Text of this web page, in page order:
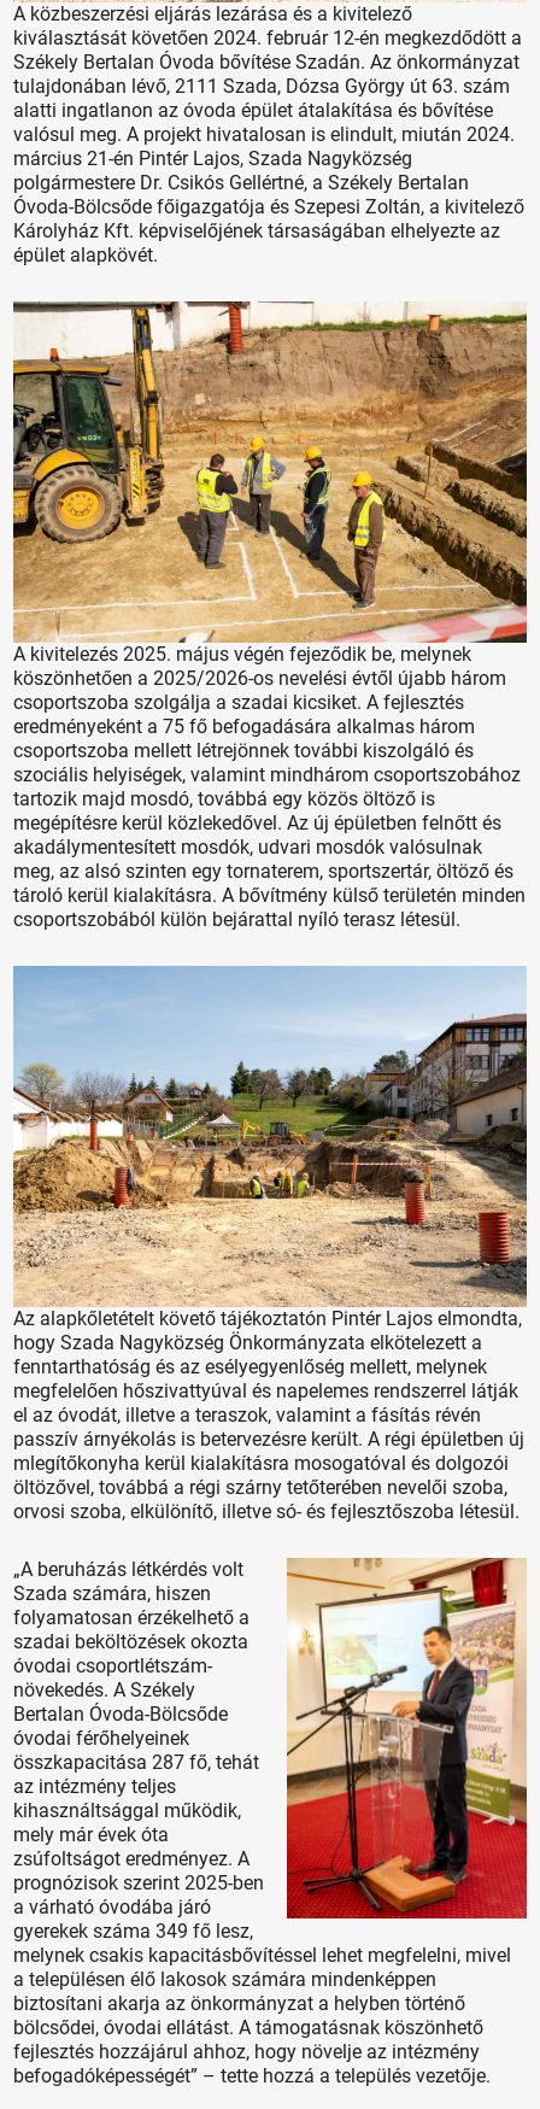
A közbeszerzési eljárás lezárása és a kivitelező
kiválasztását követően 2024. február 12-én megkezdődött a
Székely Bertalan Óvoda bővítése Szadán. Az önkormányzat
tulajdonában lévő, 2111 Szada, Dózsa György út 63. szám
alatti ingatlanon az óvoda épület átalakítása és bővítése
valósul meg. A projekt hivatalosan is elindult, miután 2024.
március 21-én Pintér Lajos, Szada Nagyközség
polgármestere Dr. Csikós Gellértné, a Székely Bertalan
Óvoda-Bölcsőde főigazgatója és Szepesi Zoltán, a kivitelező
Károlyház Kft. képviselőjének társaságában elhelyezte az
épület alapkövét.
A kivitelezés 2025. május végén fejeződik be, melynek
köszönhetően a 2025/2026-os nevelési évtől újabb három
csoportszoba szolgálja a szadai kicsiket. A fejlesztés
eredményeként a 75 fő befogadására alkalmas három
csoportszoba mellett létrejönnek további kiszolgáló és
szociális helyiségek, valamint mindhárom csoportszobához
tartozik majd mosdó, továbbá egy közös öltöző is
megépítésre kerül közlekedővel. Az új épületben felnőtt és
akadálymentesített mosdók, udvari mosdók valósulnak
meg, az alsó szinten egy tornaterem, sportszertár, öltöző és
tároló kerül kialakításra. A bővítmény külső területén minden
csoportszobából külön bejárattal nyíló terasz létesül.
Az alapkőletételt követő tájékoztatón Pintér Lajos elmondta,
hogy Szada Nagyközség Önkormányzata elkötelezett a
fenntarthatóság és az esélyegyenlőség mellett, melynek
megfelelően hőszivattyúval és napelemes rendszerrel látják
el az óvodát, illetve a teraszok, valamint a fásítás révén
passzív árnyékolás is betervezésre került. A régi épületben új
mlegítőkonyha kerül kialakításra mosogatóval és dolgozói
öltözővel, továbbá a régi szárny tetőterében nevelői szoba,
orvosi szoba, elkülönítő, illetve só- és fejlesztőszoba létesül.
„A beruházás létkérdés volt
Szada számára, hiszen
folyamatosan érzékelhető a
szadai beköltözések okozta
óvodai csoportlétszám-
növekedés. A Székely
Bertalan Óvoda-Bölcsőde
óvodai férőhelyeinek
összkapacitása 287 fő, tehát
az intézmény teljes
kihasználtsággal működik,
mely már évek óta
zsúfoltságot eredményez. A
prognózisok szerint 2025-ben
a várható óvodába járó
gyerekek száma 349 fő lesz,
melynek csakis kapacitásbővítéssel lehet megfelelni, mivel
a településen élő lakosok számára mindenképpen
biztosítani akarja az önkormányzat a helyben történő
bölcsődei, óvodai ellátást. A támogatásnak köszönhető
fejlesztés hozzájárul ahhoz, hogy növelje az intézmény
befogadóképességét” – tette hozzá a település vezetője.